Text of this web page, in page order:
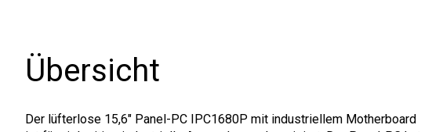
Übersicht
Der lüfterlose 15,6" Panel-PC IPC1680P mit industriellem Motherboard